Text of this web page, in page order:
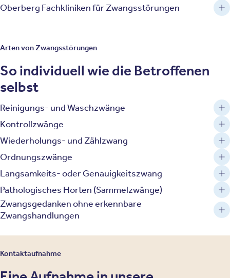
Oberberg Fachkliniken für Zwangsstörungen
Arten von Zwangsstörungen
So individuell wie die Betroffenen
selbst
Reinigungs- und Waschzwänge
Kontrollzwänge
Wiederholungs- und Zählzwang
Ordnungszwänge
Langsamkeits- oder Genauigkeitszwang
Pathologisches Horten (Sammelzwänge)
Zwangsgedanken ohne erkennbare
Zwangshandlungen
Kontaktaufnahme